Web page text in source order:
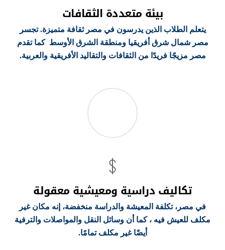
بيئة متعددة الثقافات
يتعلم الطلاب الذين يدرسون في مصر ثقافة متميزة. تجسر
مصر شمال شرق أفريقيا ومنطقة الشرق الأوسط كما تقدم
مصر مزيجًا فريدًا من الثقافات والتقاليد الأفريقية والعربية.
تكاليف دراسية ومعيشية معقولة
في مصر، تكلفة المعيشة والدراسة منخفضة، إنه مكان غير
مكلف للعيش فيه ، كما أن وسائل النقل والمواصلات والترفية
أيضًا غير مكلف تمامًا.